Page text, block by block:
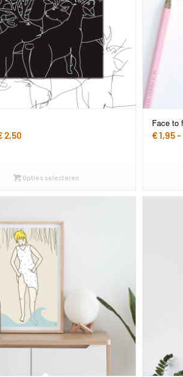
2,50Prijsklasse:
€ 2,50
Opties selecteren
Face to
€1,95 -